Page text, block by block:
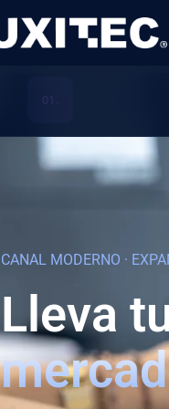
01.
CANAL MODERNO ·
Lleva